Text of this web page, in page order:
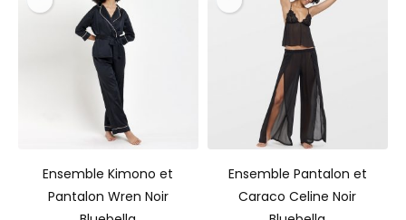
Ensemble Kimono et
Pantalon Wren Noir
Ensemble Pantalon et
Caraco Celine Noir